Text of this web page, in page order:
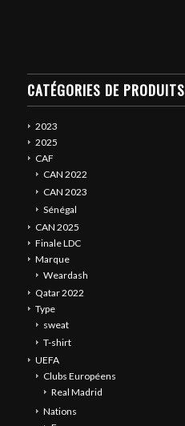
CATÉGORIES DE PRODUITS
2023
2025
CAF
CAN 2022
CAN 2023
Sénégal
CAN 2025
Finale LDC
Marque
Weardash
Qatar 2022
Type
sweat
T-shirt
UEFA
Clubs Européens
Real Madrid
Nations